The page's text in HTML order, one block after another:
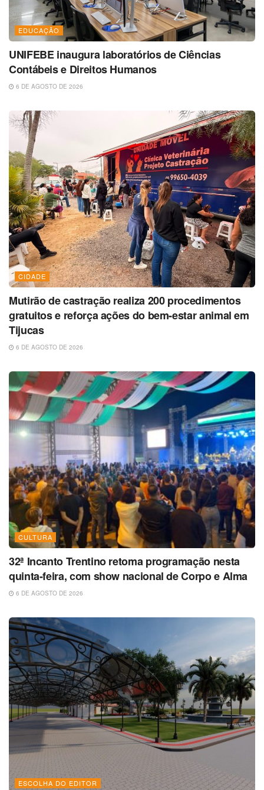
EDUCAÇÃO
UNIFEBE inaugura laboratórios de Ciências
Contábeis e Direitos Humanos
6 DE AGOSTO DE 2026
CIDADE
Mutirão de castração realiza 200 procedimentos
gratuitos e reforça ações do bem-estar animal em
Tijucas
6 DE AGOSTO DE 2026
CULTURA
32ª Incanto Trentino retoma programação nesta
quinta-feira, com show nacional de Corpo e Alma
6 DE AGOSTO DE 2026
ESCOLHA DO EDITOR